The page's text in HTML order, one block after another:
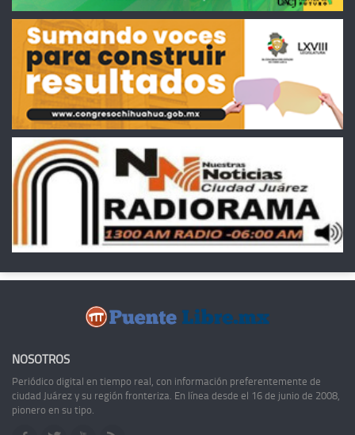
NOSOTROS
Periódico digital en tiempo real, con información preferentemente de
ciudad Juárez y su región fronteriza. En línea desde el 16 de junio de 2008,
pionero en su tipo.